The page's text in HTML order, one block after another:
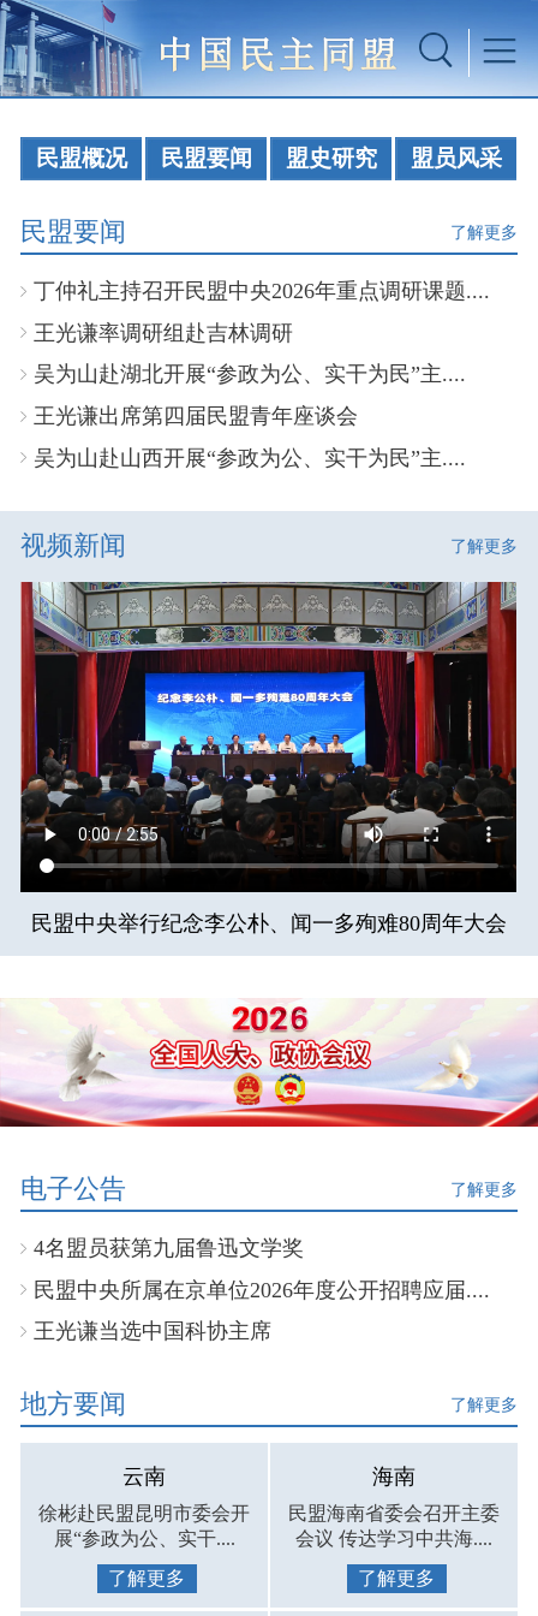
民盟概况 民盟要闻 盟史研究 盟员风采
民盟要闻 了解更多
丁仲礼主持召开民盟中央2026年重点调研课题....
王光谦率调研组赴吉林调研
吴为山赴湖北开展“参政为公、实干为民”主....
王光谦出席第四届民盟青年座谈会
吴为山赴山西开展“参政为公、实干为民”主....
视频新闻 了解更多
民盟中央举行纪念李公朴、闻一多殉难80周年大会
电子公告 了解更多
4名盟员获第九届鲁迅文学奖
民盟中央所属在京单位2026年度公开招聘应届....
王光谦当选中国科协主席
地方要闻 了解更多
云南
徐彬赴民盟昆明市委会开
展“参政为公、实干....
了解更多
海南
民盟海南省委会召开主委
会议 传达学习中共海....
了解更多